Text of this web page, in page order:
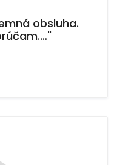
obsluha.